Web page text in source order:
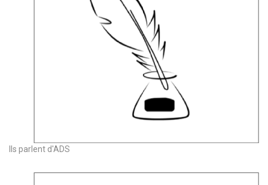
Ils parlent d'ADS